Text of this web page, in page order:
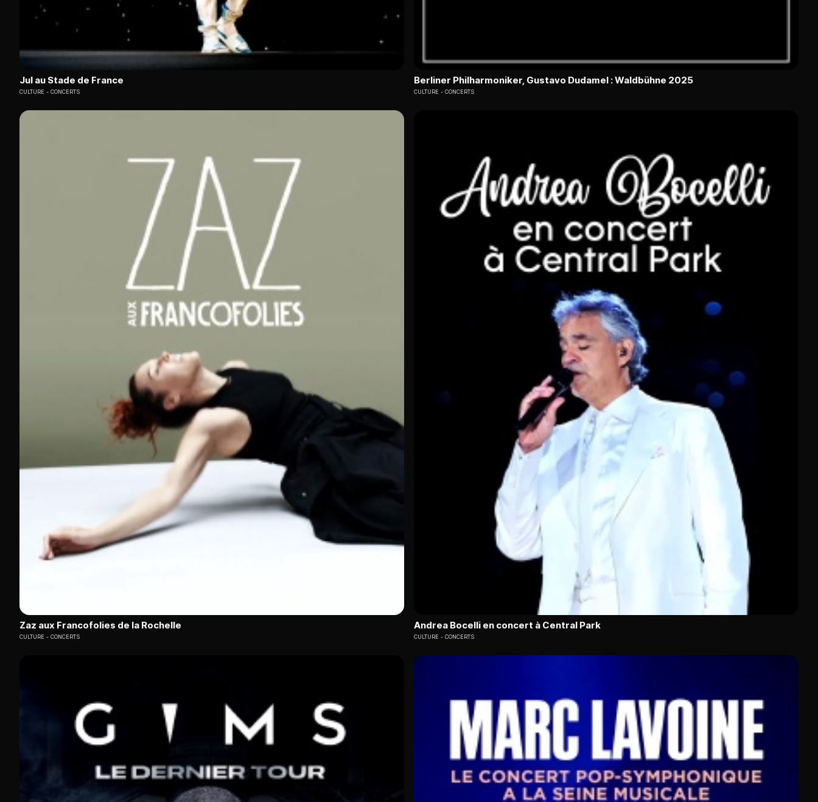
Jul au Stade de France
CULTURE CONCERTS
Berliner Philharmoniker, Gustavo Dudamel : Waldbühne 2025
CULTURE CONCERTS
Zaz aux Francofolies de la Rochelle
CULTURE CONCERTS
Andrea Bocelli en concert à Central Park
CULTURE CONCERTS